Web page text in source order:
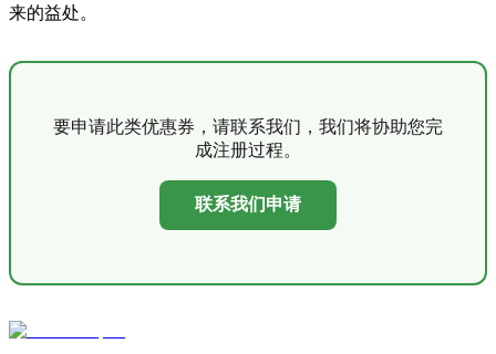
来的益处。
要申请此类优惠券，请联系我们，我们将协助您完
成注册过程。
联系我们申请